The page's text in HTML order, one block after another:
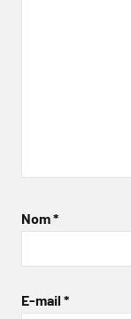
Nom*
E-mail *